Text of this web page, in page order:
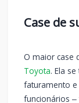
Case de
O maior case
Toyota. Ela
faturamento e
funcionários